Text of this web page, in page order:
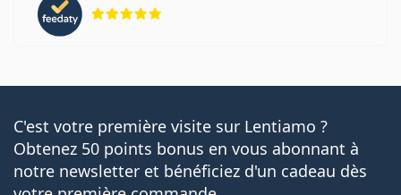
C'est votre première visite sur Lentiamo ?
Obtenez 50 points bonus en vous abonnant à
notre newsletter et bénéficiez d'un cadeau dès